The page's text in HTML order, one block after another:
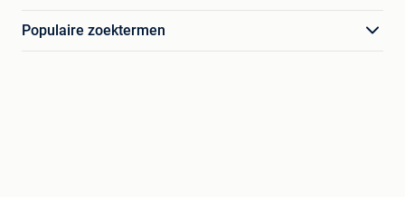
Populaire zoektermen